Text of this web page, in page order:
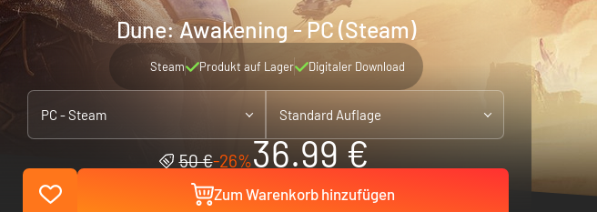
Dune: Awakening - PC (Steam)
Steam Produkt auf Lager Digitaler Download
PC - Steam Standard Auflage
50 €-26%36.99 €
Zum Warenkorb hinzufügen